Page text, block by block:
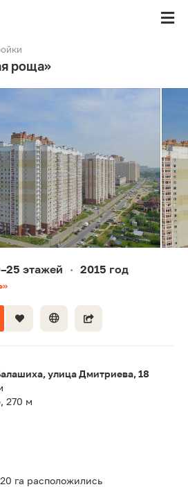
роща»
этажей • 2015 год
улица Дмитриева, 18
270 м
га расположились